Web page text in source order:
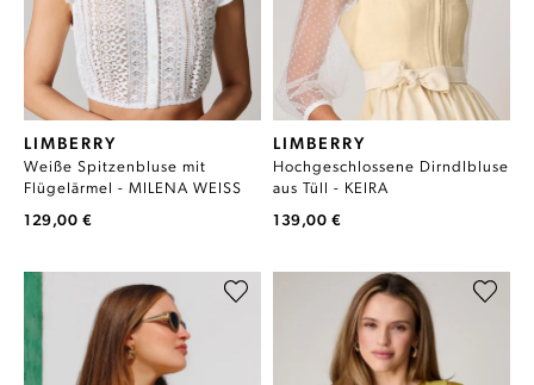
LIMBERRY
Weiße Spitzenbluse mit
Flügelärmel - MILENA WEISS
129,00 €
LIMBERRY
Hochgeschlossene Dirndlbluse
aus Tüll - KEIRA
139,00 €